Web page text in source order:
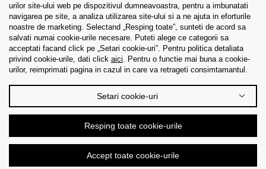
Asistenta
Colectii
Tips & Guides
Despre noi
urilor site-ului web pe dispozitivul dumneavoastra, pentru a imbunatati
navigarea pe site, a analiza utilizarea site-ului si a ne ajuta in eforturile
noastre de marketing. Selectand „Resping toate”, sunteti de acord sa
salvati numai cookie-urile necesare. Puteti alege ce categorii sa
acceptati facand click pe „Setari cookie-uri”. Pentru politica detaliata
privind cookie-urile, dati click aici. Pentru o functie mai buna a cookie-
urilor, reimprimati pagina in cazul in care va retrageti consimtamantul.
Setari cookie-uri
Resping toate cookie-urile
Accept toate cookie-urile